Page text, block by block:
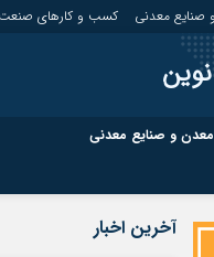
معدنی
کسب و کارهای
و صنایع معدنی
آخرین اخبار